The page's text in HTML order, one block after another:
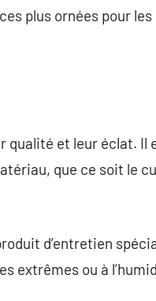
plus ornées pour
qualité et leur éclat. Il
que ce soit le
d’entretien
extrêmes ou à